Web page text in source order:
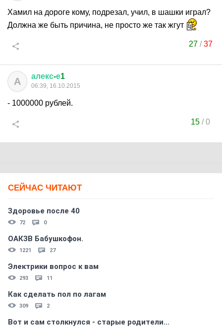
Хамил на дороге кому, подрезал, учил, в шашки играл?
Должна же быть причина, не просто же так жгут
27/37
А алекс-е1
06:39, 16.10.2015
- 1000000 рублей.
15 /0
СЕЙЧАС ЧИТАЮТ
Здоровье после 40
72 0
ОАКЗВ Бабушкофон.
1221 27
Электрики вопрос к вам
293 11
Как сделать пол по лагам
309 2
Вот и сам столкнулся - старые родители...